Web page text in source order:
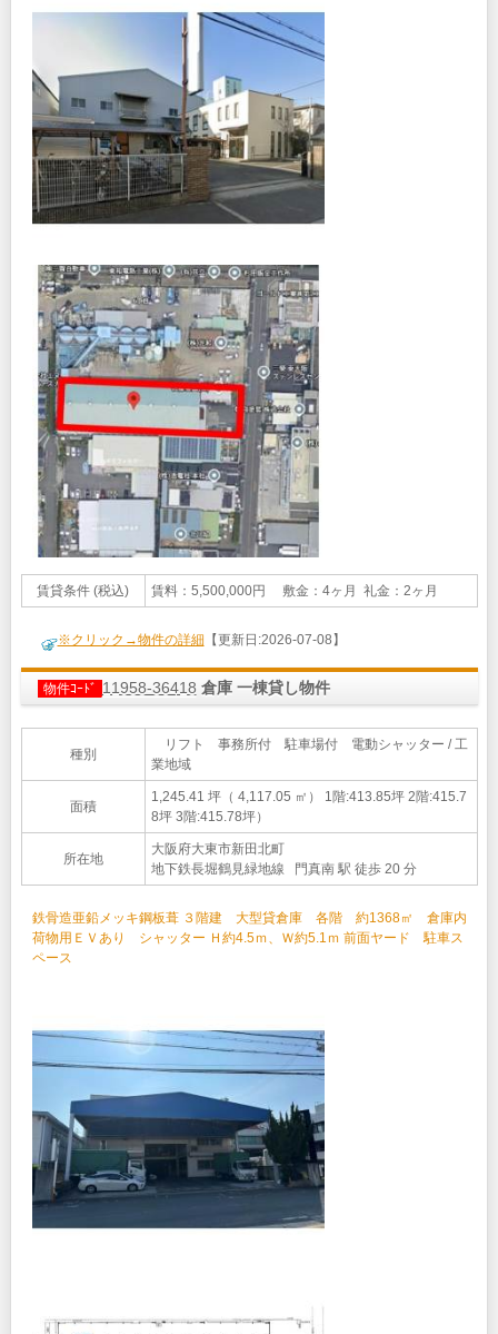
賃貸条件 (税込) 賃料：5,500,000円 敷金：4ヶ月 礼金：2ヶ月
※クリック→物件の詳細 【更新日:2026-07-08】
物件ｺｰﾄﾞ 11958-36418 倉庫 一棟貸し物件
種別
リフト 事務所付 駐車場付 電動シャッター / 工
業地域
面積
1,245.41 坪（ 4,117.05 ㎡）
1階:413.85坪 2階:415.7
8坪 3階:415.78坪）
所在地
大阪府大東市新田北町
地下鉄長堀鶴見緑地線 門真南 駅 徒歩 20 分
鉄骨造亜鉛メッキ鋼板葺 ３階建 大型貸倉庫 各階 約1368㎡ 倉庫内
荷物用ＥＶあり シャッター Ｈ約4.5ｍ、Ｗ約5.1ｍ 前面ヤード 駐車ス
ペース